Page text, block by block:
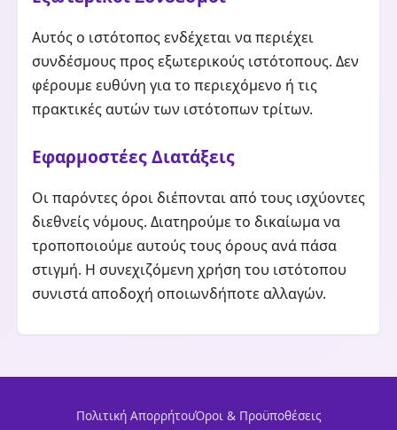
Αυτός ο ιστότοπος ενδέχεται να περιέχει
συνδέσμους προς εξωτερικούς ιστότοπους. Δεν
φέρουμε ευθύνη για το περιεχόμενο ή τις
πρακτικές αυτών των ιστότοπων τρίτων.
Εφαρμοστέες Διατάξεις
Οι παρόντες όροι διέπονται από τους ισχύοντες
διεθνείς νόμους. Διατηρούμε το δικαίωμα να
τροποποιούμε αυτούς τους όρους ανά πάσα
στιγμή. Η συνεχιζόμενη χρήση του ιστότοπου
συνιστά αποδοχή οποιωνδήποτε αλλαγών.
Πολιτική ΑπορρήτουΌροι & Προϋποθέσεις